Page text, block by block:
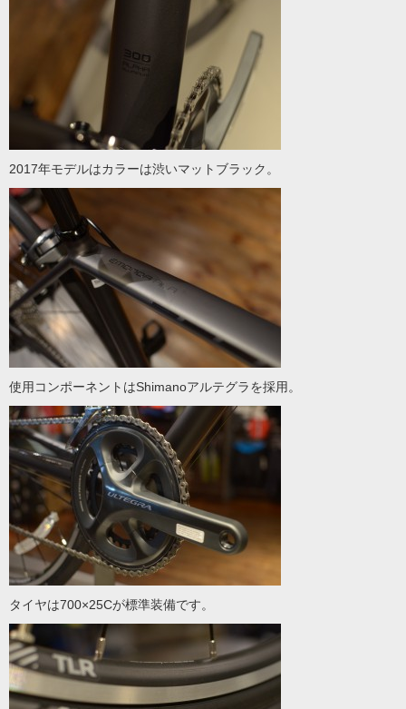
2017年モデルはカラーは渋いマットブラック。
使用コンポーネントはShimanoアルテグラを採用。
タイヤは700×25Cが標準装備です。